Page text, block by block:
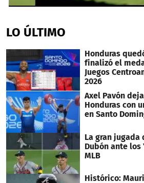
of
15
LO ÚLTIMO
Honduras
finalizó el
Juegos
2026
Axel Pavón
Honduras con
en Santo
La gran jugada
Dubón ante los
MLB
Histórico: